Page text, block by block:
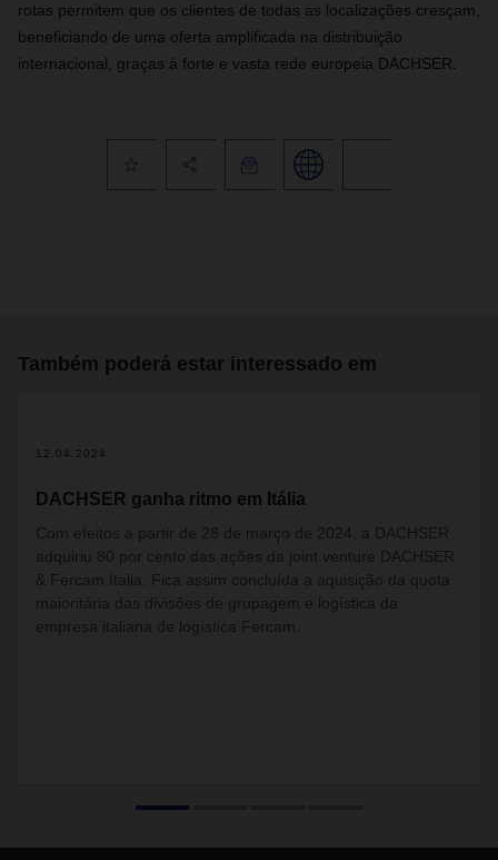
rotas permitem que os clientes de todas as localizações cresçam,
beneficiando de uma oferta amplificada na distribuição
internacional, graças à forte e vasta rede europeia DACHSER.
Também poderá estar interessado em
12.04.2024
DACHSER ganha ritmo em Itália
Com efeitos a partir de 28 de março de 2024, a DACHSER
adquiriu 80 por cento das ações da joint venture DACHSER
& Fercam Italia. Fica assim concluída a aquisição da quota
maioritária das divisões de grupagem e logística da
empresa italiana de logística Fercam.